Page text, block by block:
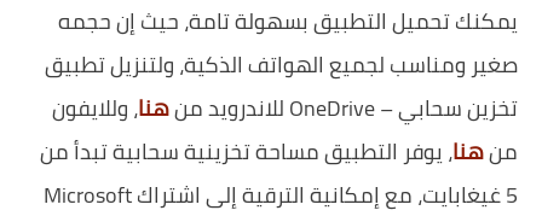
يمكنك تحميل التطبيق بسهولة تامة، حيث إن حجمه
صغير ومناسب لجميع الهواتف الذكية، ولتنزيل تطبيق
تخزين سحابي – OneDrive للاندرويد من
هنا، وللايفون
منهنا، يوفر التطبيق مساحة تخزينية سحابية تبدأ من
5 غيغابايت، مع إمكانية الترقية إلى اشتراك Microsoft